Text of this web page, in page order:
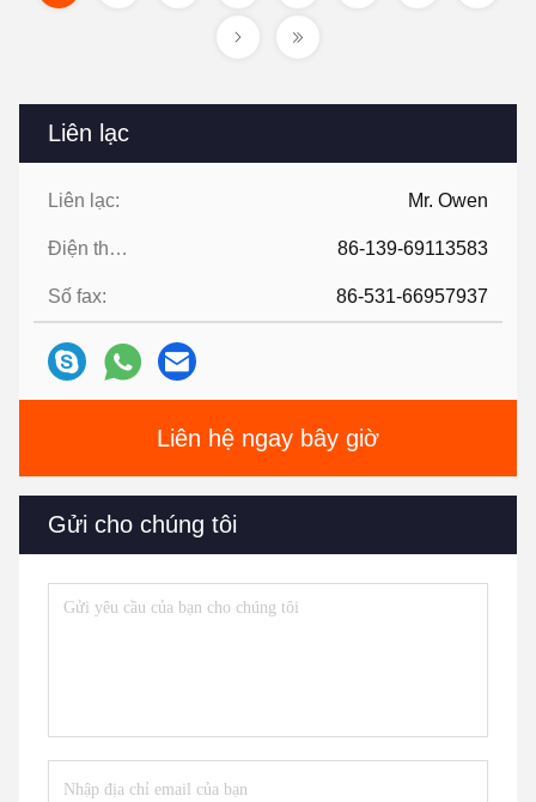
Liên lạc
Liên lạc: Mr. Owen
Điện thoại: 86-139-69113583
Số fax: 86-531-66957937
Liên hệ ngay bây giờ
Gửi cho chúng tôi